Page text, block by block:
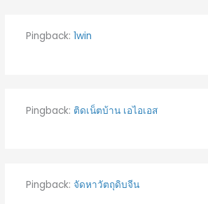
Pingback: 1win
Pingback: ติดเน็ตบ้าน เอไอเอส
Pingback: จัดหาวัตถุดิบจีน